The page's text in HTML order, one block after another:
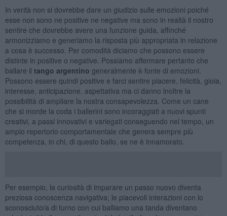
In verità non si dovrebbe dare un giudizio sulle emozioni poiché
esse non sono ne positive ne negative ma sono in realtà il nostro
sentire che dovrebbe avere una funzione guida, affinché
armonizziamo e generiamo la risposta più appropriata in relazione
a cosa è successo. Per comodità diciamo che possono essere
distinte in positive o negative. Possiamo affermare pertanto che
ballare il tango argentino generalmente è fonte di emozioni.
Possono essere quindi positive e farci sentire piacere, felicità, gioia,
interesse, anticipazione, aspettativa ma ci danno inoltre la
possibilità di ampliare la nostra consapevolezza. Come un cane
che si morde la coda i ballerini sono incoraggiati a nuovi spunti
creativi, a passi innovativi e variegati conseguendo nel tempo, un
ampio repertorio comportamentale che genera sempre più
competenza, in chi, di questo ballo, se ne è innamorato.
Per esempio, la curiosità di imparare un passo nuovo diventa
preziosa conoscenza navigativa; le piacevoli interazioni con lo
sconosciuto/a di turno con cui balliamo una tanda diventano